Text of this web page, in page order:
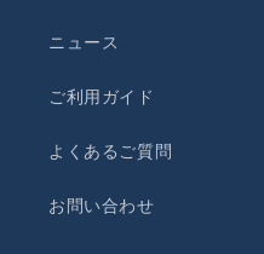
ニュース
ご利用ガイド
よくあるご質問
お問い合わせ